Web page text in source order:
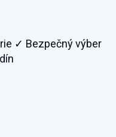
✓ Bezpečný výber